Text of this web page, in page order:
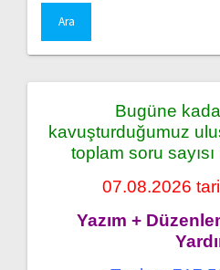
Bugüne
kavuşturduğumuz
toplam soru
07.08.2026
Yazım +